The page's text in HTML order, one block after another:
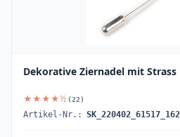
Dekorative Ziernadel mit
★★★★½ (22)
Artikel-Nr.: